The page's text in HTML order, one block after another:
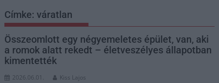
Címke:váratlan
Összeomlott egy négyemeletes épület, van, aki
a romok alatt rekedt – életveszélyes állapotban
kimentették
2026.06.01. Kiss Lajos